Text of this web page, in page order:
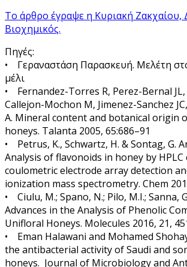
Το άρθρο έγραψε η Κυριακή Ζακχαίου,
Βιοχημικός.
Πηγές:
• Γεραναστάση Παρασκευή. Μελέτη
μέλι
• Fernandez-Torres R, Perez-Bernal
Callejon-Mochon M, Jimenez-Sanchez
A. Mineral content and botanical origin
honeys. Talanta 2005, 65:686–91
• Petrus, K., Schwartz, H. & Sontag, G.
Analysis of flavonoids in honey by
coulometric electrode array detection
ionization mass spectrometry. Chem
• Ciulu, M.; Spano, N.; Pilo, M.I.; Sanna,
Advances in the Analysis of Phenolic
Unifloral Honeys. Molecules 2016, 21,
• Eman Halawani and Mohamed
the antibacterial activity of Saudi and
honeys. Journal of Microbiology and